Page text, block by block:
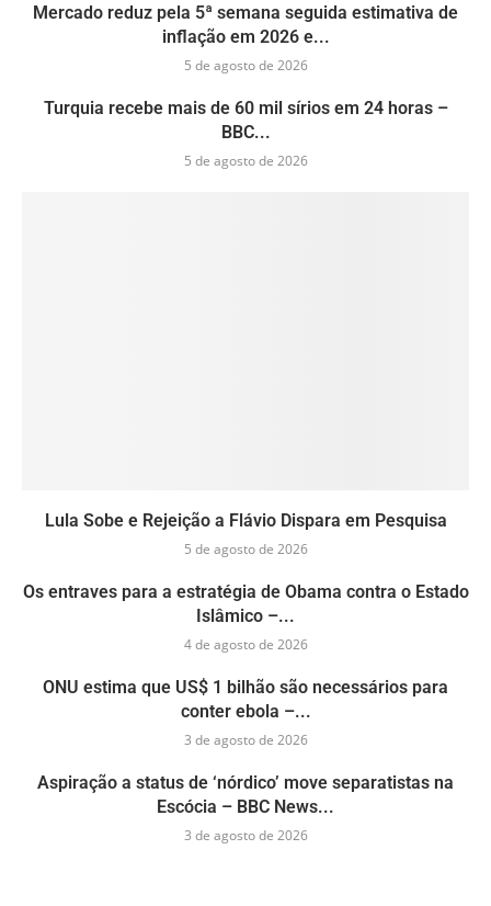
Mercado reduz pela 5ª semana seguida estimativa de
inflação em 2026 e...
5 de agosto de 2026
Turquia recebe mais de 60 mil sírios em 24 horas –
BBC...
5 de agosto de 2026
Lula Sobe e Rejeição a Flávio Dispara em Pesquisa
5 de agosto de 2026
Os entraves para a estratégia de Obama contra o Estado
Islâmico –...
4 de agosto de 2026
ONU estima que US$ 1 bilhão são necessários para
conter ebola –...
3 de agosto de 2026
Aspiração a status de ‘nórdico’ move separatistas na
Escócia – BBC News...
3 de agosto de 2026